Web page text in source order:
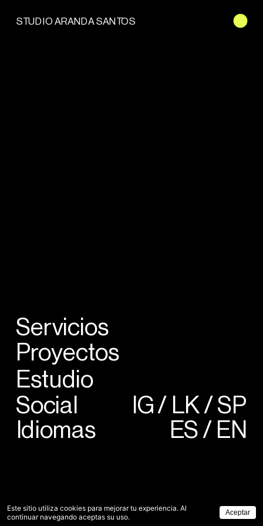
STUDIO ARANDA SANTOS
STUDIO ARANDA SANTOS
Servicios
Proyectos
Estudio
Social
Idiomas
IG / LK / SP
ES / EN
Este sitio utiliza cookies para mejorar tu experiencia. Al
continuar navegando aceptas su uso.
Aceptar